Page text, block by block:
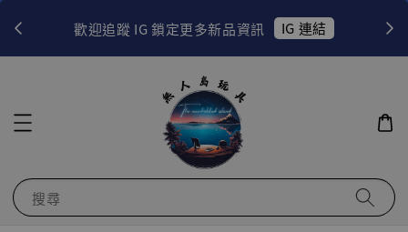
歡迎追蹤 IG 鎖定更多新品資訊 IG 連結
搜尋